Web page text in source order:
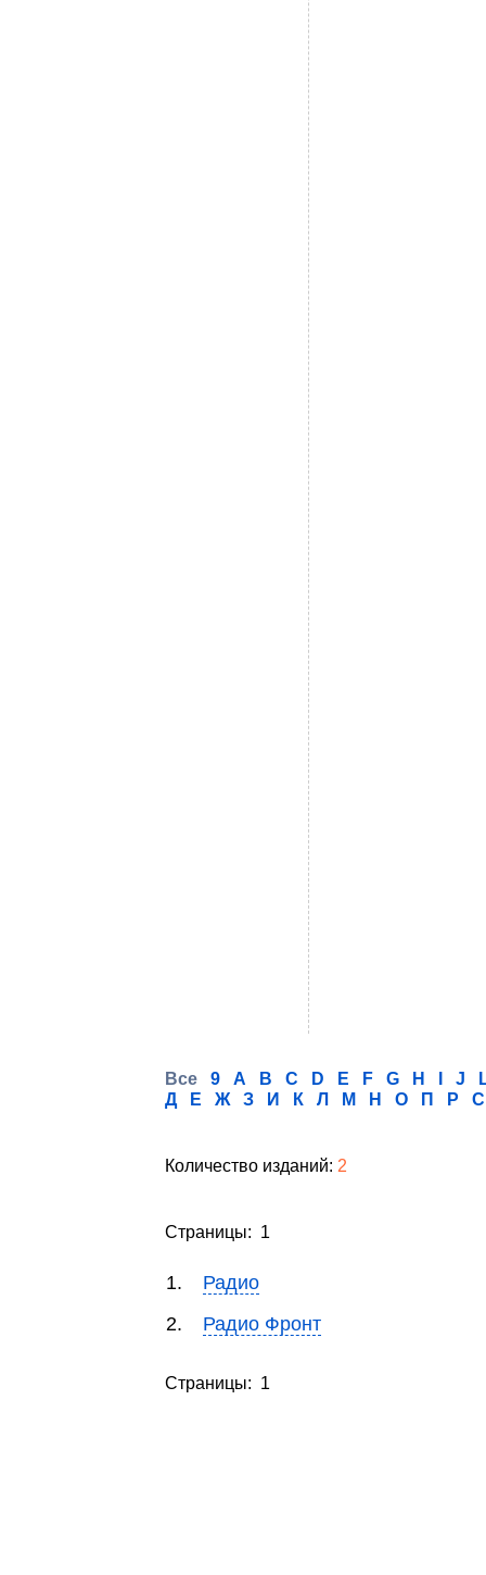
Все 9 A B C D E F G H J
Д
Е Ж З И К Л М Н О П Р С
Количество изданий: 2
Страницы: 1
1.
Радио
2.
Радио Фронт
Страницы: 1